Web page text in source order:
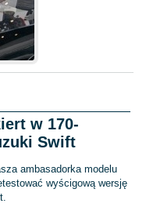
w 170-
Swift
ambasadorka modelu
wyścigową wersję